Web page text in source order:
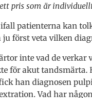
pris som är
patienterna kan
ju först veta vilken
inte vad de verkar
för akut
han diagnosen
Vad har